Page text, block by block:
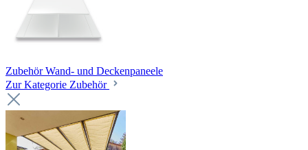
Zubehör Wand- und Deckenpaneele
Zur Kategorie Zubehör